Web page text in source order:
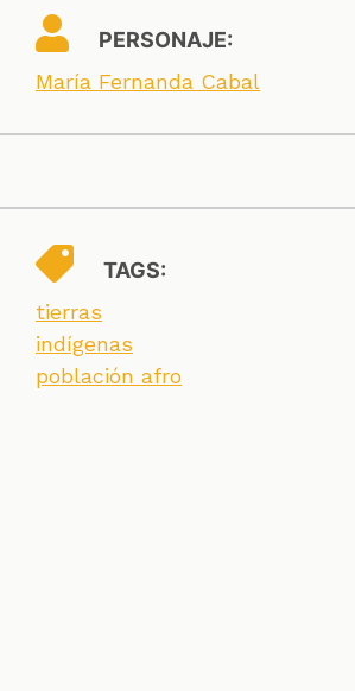
PERSONAJE:
María Fernanda Cabal
TAGS:
tierras
indígenas
población afro